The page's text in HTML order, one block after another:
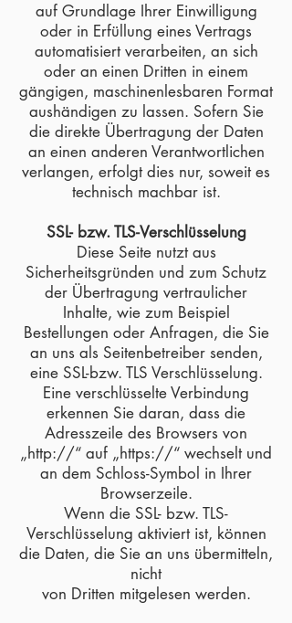
auf Grundlage Ihrer Einwilligung
oder in Erfüllung eines Vertrags
automatisiert verarbeiten, an sich
oder an einen Dritten in einem
gängigen, maschinenlesbaren Format
aushändigen zu lassen. Sofern Sie
die direkte Übertragung der Daten
an einen anderen Verantwortlichen
verlangen, erfolgt dies nur, soweit es
technisch machbar ist.
SSL- bzw. TLS-Verschlüsselung
Diese Seite nutzt aus
Sicherheitsgründen und zum Schutz
der Übertragung vertraulicher
Inhalte, wie zum Beispiel
Bestellungen oder Anfragen, die Sie
an uns als Seitenbetreiber senden,
eine SSL-bzw. TLS Verschlüsselung.
Eine verschlüsselte Verbindung
erkennen Sie daran, dass die
Adresszeile des Browsers von
„http://“ auf „https://“ wechselt und
an dem Schloss-Symbol in Ihrer
Browserzeile.
Wenn die SSL- bzw. TLS-
Verschlüsselung aktiviert ist, können
die Daten, die Sie an uns übermitteln,
nicht
von Dritten mitgelesen werden.